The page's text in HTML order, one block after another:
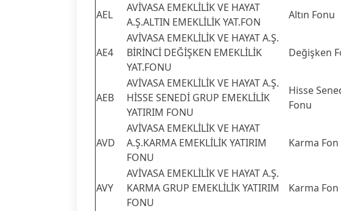
AEL
AVİVASA EMEKLİLİK VE HAYAT
A.Ş.ALTIN EMEKLİLİK YAT.FON
Altın Fonu
AE4
AVİVASA EMEKLİLİK VE HAYAT A.Ş.
BİRİNCİ DEĞİŞKEN EMEKLİLİK
YAT.FONU
Değişken
AEB
AVİVASA EMEKLİLİK VE HAYAT A.Ş.
HİSSE SENEDİ GRUP EMEKLİLİK
YATIRIM FONU
Hisse
Fonu
AVD
AVİVASA EMEKLİLİK VE HAYAT
A.Ş.KARMA EMEKLİLİK YATIRIM
FONU
Karma Fon
AVY
AVİVASA EMEKLİLİK VE HAYAT A.Ş.
KARMA GRUP EMEKLİLİK YATIRIM
FONU
Karma Fon